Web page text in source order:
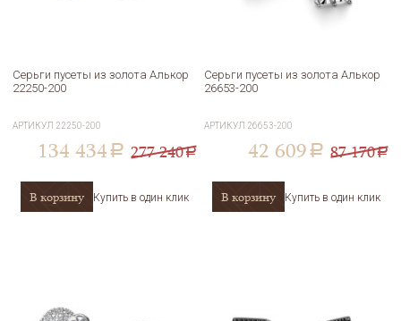
Серьги пусеты из золота Алькор
22250-200
АРТИКУЛ 22250-200
134 434 a 277 240a
В корзину Купить в один клик
Серьги пусеты из золота Алькор
26653-200
АРТИКУЛ 26653-200
42 609 a 87 170a
В корзину Купить в один клик